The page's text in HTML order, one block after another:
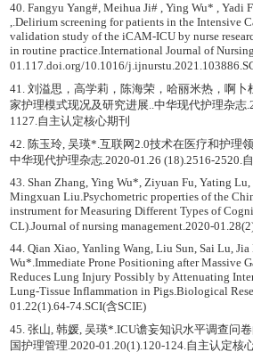
40. Fangyu Yang#, Meihua Ji# , Ying Wu* , Yadi
,.Delirium screening for patients in the Intensive
validation study of the iCAM-ICU by nurse
in routine practice.International Journal of
01.117.doi.org/10.1016/
41. 刘溢思，高学莉，陈海荣，哈丽米热，啊
家护理模式现况及研究进展..中华现代护理杂志
1127.自主认定核心期刊
42. 陈玉玲, 吴瑛*.互联网2.0技术在医疗和护理
中华现代护理杂志.2020-01.26 (18).2516-2520.
43. Shan Zhang, Ying Wu*, Ziyuan Fu, Yating
Mingxuan Liu.Psychometric properties of the
instrument for Measuring Different Types of
CL).Journal of nursing management.2020-
44. Qian Xiao, Yanling Wang, Liu Sun, Sai Lu,
Wu*.Immediate Prone Positioning after Massive
Reduces Lung Injury Possibly by Attenuating
Lung-Tissue Inflammation in Pigs.Biological
01.22(1).64-74.SCI(含SCIE)
45. 张山, 韩媛, 吴瑛*.ICU谵妄知识水平调查问
国护理管理.2020-01.20(1).120-124.自主认定核